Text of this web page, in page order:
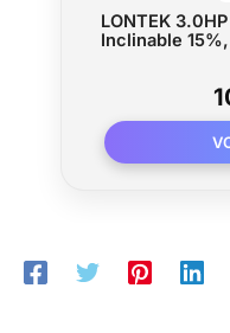
LONTEK
Inclinable